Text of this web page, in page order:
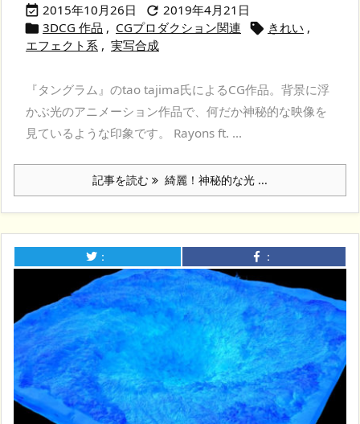
 2015年10月26日  2019年4月21日
 3DCG 作品 , CGプロダクション関連  きれい ,
エフェクト系 , 実写合成
『タングラム』のtao tajima氏によるCG作品。背景に浮
かぶ光のアニメーション作品で、何だか神秘的な映像を
見ているような印象です。 Rayons ft. ...
記事を読む 綺麗！神秘的な光 ...
： ：